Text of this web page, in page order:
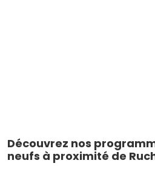
Découvrez nos
neufs à proximité de